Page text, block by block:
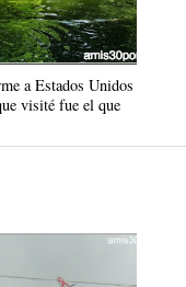
a Estados Unidos
visité fue el que